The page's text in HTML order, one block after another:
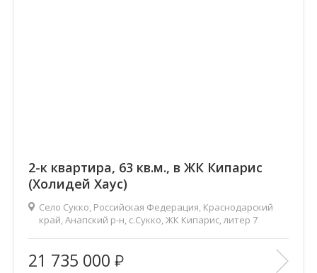
2-к квартира, 63 кв.м., в ЖК Кипарис
(Холидей Хаус)
Село Сукко, Российская Федерация, Краснодарский
край, Анапский р-н, с.Сукко, ЖК Кипарис, литер 7
Площадь (общ/жил/кух), м2:
63/25.2/27.3
Количество комнат:
2
21 735 000